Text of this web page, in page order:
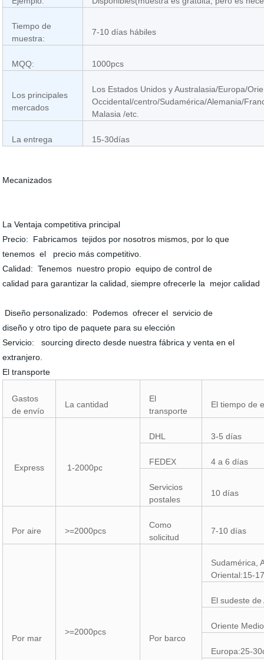
Tiempo de
muestra:
7-10 días hábiles
MQQ: 1000pcs
Los principales
mercados
Los Estados Unidos y Australasia/Europa/
Occidental/centro/Sudamérica/Alemania/
Malasia /etc.
La entrega 15-30días
Mecanizados
La Ventaja competitiva principal
Precio: Fabricamos tejidos por nosotros mismos, por lo que
tenemos el precio más competitivo.
Calidad: Tenemos nuestro propio equipo de control de
calidad para garantizar la calidad, siempre ofrecerle la mejor calidad
Diseño personalizado: Podemos ofrecer el servicio de
diseño y otro tipo de paquete para su elección
Servicio: sourcing directo desde nuestra fábrica y venta en el
extranjero.
El transporte
Gastos
de envío
La cantidad
El
transporte
El tiempo de
Express 1-2000pc
DHL 3-5 días
FEDEX 4 a 6 días
Servicios
postales
10 días
Por aire >=2000pcs
Como
solicitud
7-10 días
Por mar
>=2000pcs
Por barco
Sudamérica,
Oriental:15-
El sudeste
Oriente
Europa:25-